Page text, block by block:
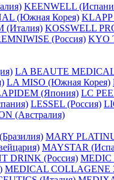
KEENWELL
(Южная Корея) KLAPP
(Италия) KOSSWELL
(Россия) KYO
LA BEAUTE
LA MISO (Южная Корея)
(Япония) LC
LESSEL (Россия)
(Австралия)
MARY
MAYSTAR
DRINK (Россия) MEDIC
MEDICAL COLLAGENE